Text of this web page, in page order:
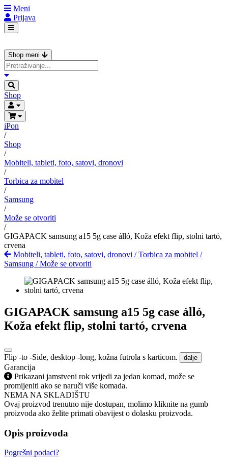
Meni
Prijava
Shop meni
Shop
iPon
/
Shop
/
Mobiteli, tableti, foto, satovi, dronovi
/
Torbica za mobitel
/
Samsung
/
Može se otvoriti
/
GIGAPACK samsung a15 5g case álló, Koža efekt flip, stolni tartó,
crvena
Mobiteli, tableti, foto, satovi, dronovi /Torbica za mobitel /
Samsung /Može se otvoriti
GIGAPACK samsung a15 5g case álló,
Koža efekt flip, stolni tartó, crvena
Flip -to -Side, desktop -long, kožna futrola s karticom. dalje
Garancija
Prikazani jamstveni rok vrijedi za jedan komad, može se
promijeniti ako se naruči više komada.
NEMA NA SKLADIŠTU
Ovaj proizvod trenutno nije dostupan, molimo kliknite na gumb
proizvoda ako želite primati obavijest o dolasku proizvoda.
Opis proizvoda
Pogrešni podaci?